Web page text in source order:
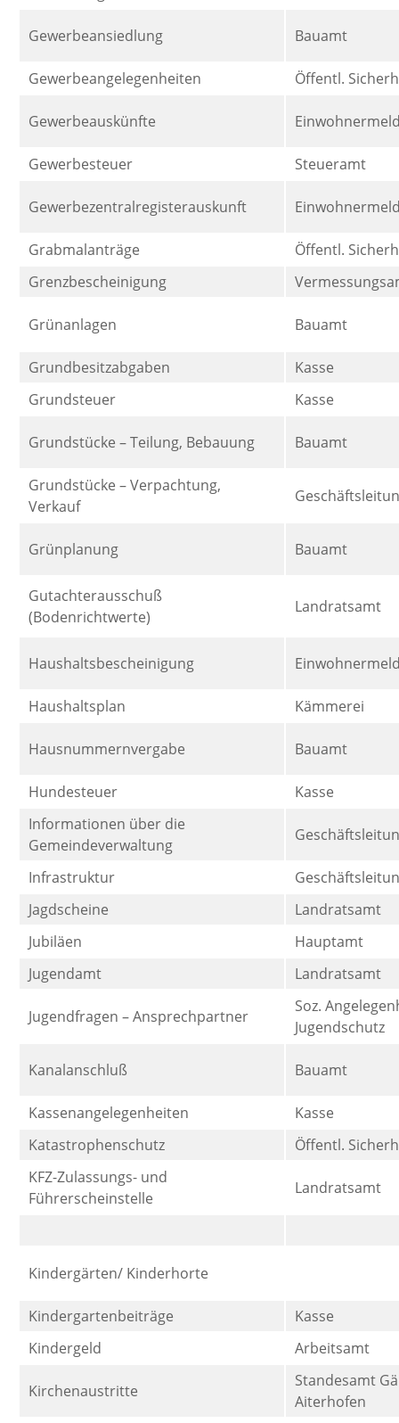
Gewerbeansiedlung Bauamt
Gewerbeangelegenheiten Öffentl.
Gewerbeauskünfte
Gewerbesteuer Steueramt
Gewerbezentralregisterauskunft
Grabmalanträge
Öffentl.
Grenzbescheinigung
Grünanlagen Bauamt
Grundbesitzabgaben
Kasse
Grundsteuer
Kasse
Grundstücke – Teilung, Bebauung Bauamt
Grundstücke – Verpachtung,
Verkauf
Grünplanung Bauamt
Gutachterausschuß
(Bodenrichtwerte)
Landratsamt
Haushaltsbescheinigung
Haushaltsplan Kämmerei
Hausnummernvergabe Bauamt
Hundesteuer
Kasse
Informationen über die
Gemeindeverwaltung
Infrastruktur
Jagdscheine
Landratsamt
Jubiläen
Hauptamt
Jugendamt
Landratsamt
Jugendfragen – Ansprechpartner
Soz.
Jugendschutz
Kanalanschluß Bauamt
Kassenangelegenheiten
Kasse
Katastrophenschutz
Öffentl.
KFZ-Zulassungs- und
Führerscheinstelle
Landratsamt
Kindergärten/ Kinderhorte
Kindergartenbeiträge
Kasse
Kindergeld
Arbeitsamt
Kirchenaustritte
Standesamt
Aiterhofen